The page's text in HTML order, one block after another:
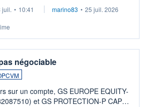
juil. • 10:41 marino83 • 25 juil. 2026
négociable
sur un compte, GS EUROPE EQUITY-
et GS PROTECTION-P CAP